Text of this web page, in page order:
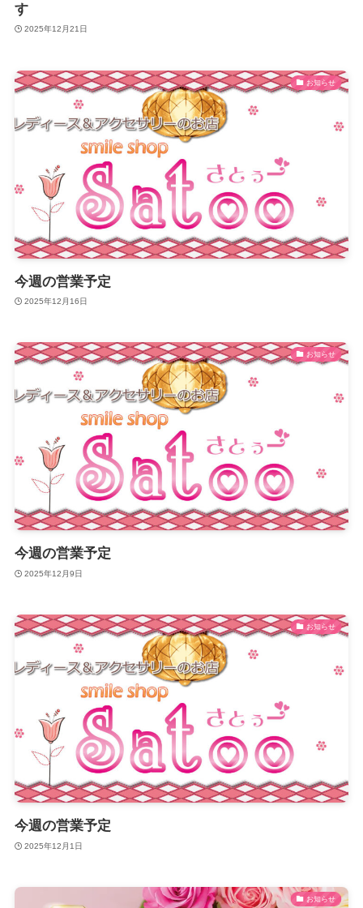
す
2025年12月21日
お知らせ
今週の営業予定
2025年12月16日
お知らせ
今週の営業予定
2025年12月9日
お知らせ
今週の営業予定
2025年12月1日
お知らせ